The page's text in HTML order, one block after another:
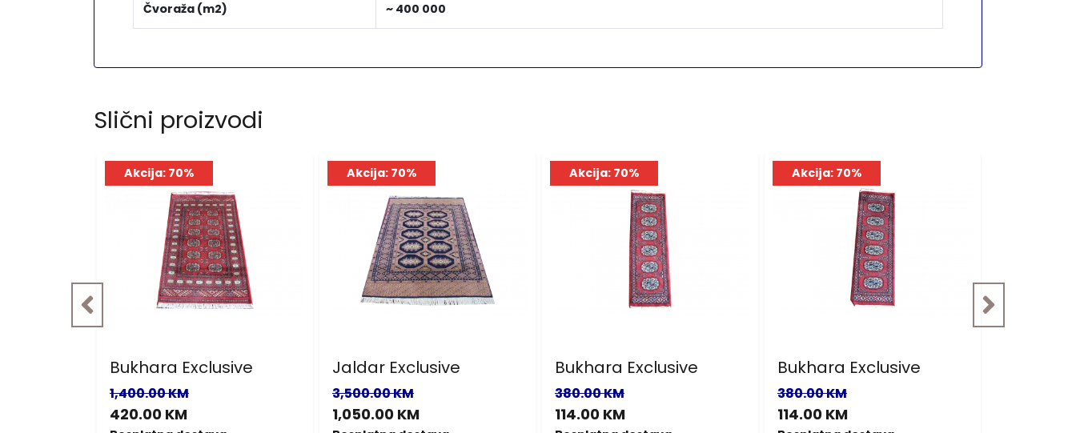
Čvoraža (m2) ~ 400 000
Slični proizvodi
Akcija: 70%
Bukhara Exclusive
1,400.00 KM
420.00 KM
Akcija: 70%
Jaldar Exclusive
3,500.00 KM
1,050.00 KM
Akcija: 70%
Bukhara Exclusive
380.00 KM
114.00 KM
Akcija: 70%
Bukhara Exclusive
380.00 KM
114.00 KM